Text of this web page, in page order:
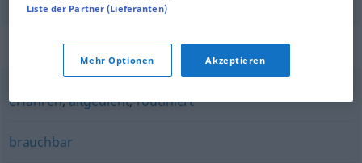
Synonyme für "bewährt"
erfahren,altgedient,routiniert
brauchbar
Liste der Partner (Lieferanten)
Mehr Optionen Akzeptieren